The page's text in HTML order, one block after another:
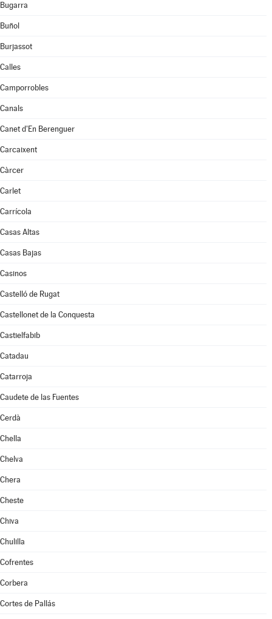
Bugarra
Buñol
Burjassot
Calles
Camporrobles
Canals
Canet d'En Berenguer
Carcaixent
Càrcer
Carlet
Carrícola
Casas Altas
Casas Bajas
Casinos
Castelló de Rugat
Castellonet de la Conquesta
Castielfabib
Catadau
Catarroja
Caudete de las Fuentes
Cerdà
Chella
Chelva
Chera
Cheste
Chiva
Chulilla
Cofrentes
Corbera
Cortes de Pallás